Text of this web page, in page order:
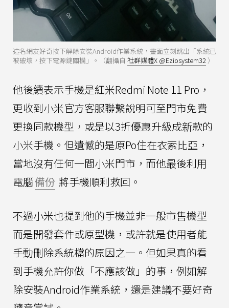
這名網友好奇按下解除安裝Android作業系統，畫面立刻跳出「系統已
被破壞，按下電源鍵關機」。（翻攝自 社群媒體X @Eziosystem32 ）
他後續表示手機是紅米Redmi Note 11 Pro，
更收到小米官方客服聯繫說明可至門市免費
更換同款機型，或是以3折優惠升級成新款的
小米手機。但遺憾的是原Po住在衣索比亞，
當地沒有任何一間小米門市，而他最後利用
電腦備份 將手機順利救回。
不過小米也提到他的手機並非一般市售機型
而是開發套件或原型機，或許就是使用者能
手動刪除系統檔的原因之一。但如果真的看
到手機允許你做「不應該做」的事，例如解
除安裝Android作業系統，還是建議不要好奇